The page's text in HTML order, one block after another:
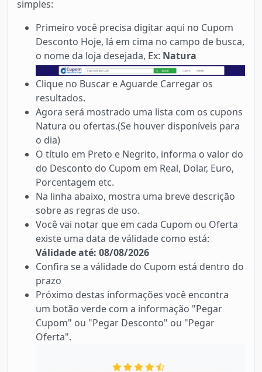
simples:
Primeiro você precisa digitar aqui no Cupom
Desconto Hoje, lá em cima no campo de busca,
o nome da loja desejada, Ex: Natura
Clique no Buscar e Aguarde Carregar os
resultados.
Agora será mostrado uma lista com os cupons
Natura ou ofertas.(Se houver disponíveis para
o dia)
O título em Preto e Negrito, informa o valor do
do Desconto do Cupom em Real, Dolar, Euro,
Porcentagem etc.
Na linha abaixo, mostra uma breve descrição
sobre as regras de uso.
Você vai notar que em cada Cupom ou Oferta
existe uma data de válidade como está:
Válidade até: 08/08/2026
Confira se a válidade do Cupom está dentro do
prazo
Próximo destas informações você encontra
um botão verde com a informação "Pegar
Cupom" ou "Pegar Desconto" ou "Pegar
Oferta".